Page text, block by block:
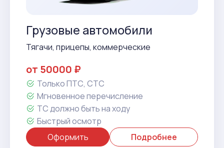
Грузовые автомобили
Тягачи, прицепы, коммерческие
от 50000 ₽
Только ПТС, СТС
Мгновенное перечисление
ТС должно быть на ходу
Быстрый осмотр
Оформить
Подробнее